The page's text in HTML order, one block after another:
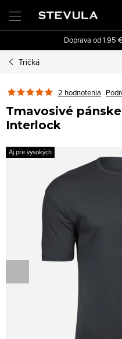
obsah
Doprava od 1.95
Tričká
2 hodnotenia
Tmavosivé
Interlock
Aj pre vysokých